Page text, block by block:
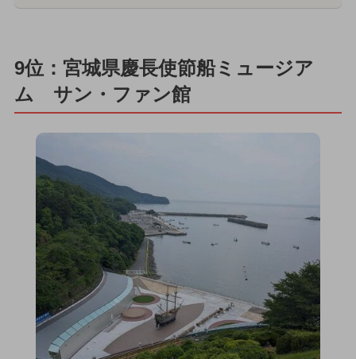
9位：宮城県慶長使節船ミュージア
ム サン・ファン館